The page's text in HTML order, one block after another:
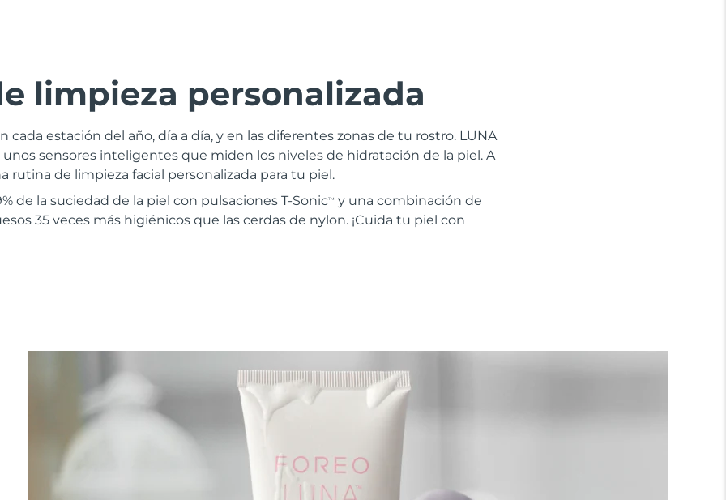
limpieza personalizada
cada estación del año, día a día, y en las diferentes zonas de tu rostro. LUNA
sensores inteligentes que miden los niveles de hidratación de la piel. A
rutina de limpieza facial personalizada para tu piel.
de la suciedad de la piel con pulsaciones T-SonicTM
y una combinación de
35 veces más higiénicos que las cerdas de nylon. ¡Cuida tu piel con